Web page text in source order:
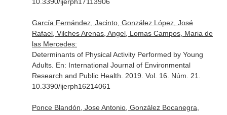
García Fernández, Jacinto, González López, José
Rafael, Vilches Arenas, Angel, Lomas Campos, Maria de
las Mercedes:
Determinants of Physical Activity Performed by Young
Adults. En: International Journal of Environmental
Research and Public Health . 2019. Vol. 16. Núm. 21.
10.3390/ijerph16214061
Ponce Blandón, Jose Antonio, González Bocanegra,